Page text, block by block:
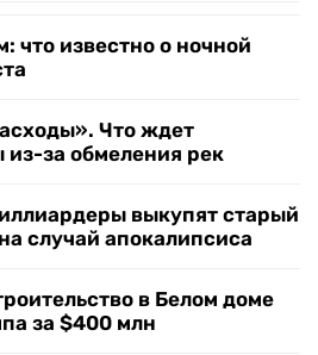
что известно о ночной
Что ждет
из-за обмеления рек
выкупят старый
случай апокалипсиса
в Белом доме
за $400 млн